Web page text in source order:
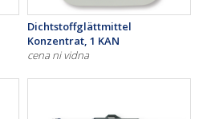
Dichtstoffglättmittel
Konzentrat, 1 KAN
cena ni vidna